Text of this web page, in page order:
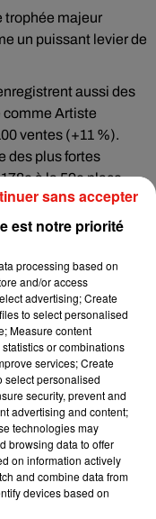
trophée majeur
un puissant levier de
aussi des
comme Artiste
ventes (+11 %).
des plus fortes
à la 59e place
Victoires",Bad
11 700 ventes pour
exposition au Super
du public, c’est bien
après les Victoires
semaines diront
est notre priorité
processing based on
and/or access
advertising; Create
to select personalised
Measure content
or combinations
services; Create
select personalised
security, prevent and
advertising and content;
technologies may
browsing data to offer
on information actively
and combine data from
devices based on
sans accepter